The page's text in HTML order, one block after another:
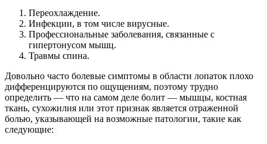
Переохлаждение.
Инфекции, в том числе вирусные.
Профессиональные заболевания, связанные с
гипертонусом мышц.
Травмы спина.
Довольно часто болевые симптомы в области лопаток плохо
дифференцируются по ощущениям, поэтому трудно
определить — что на самом деле болит — мышцы, костная
ткань, сухожилия или этот признак является отраженной
болью, указывающей на возможные патологии, такие как
следующие: